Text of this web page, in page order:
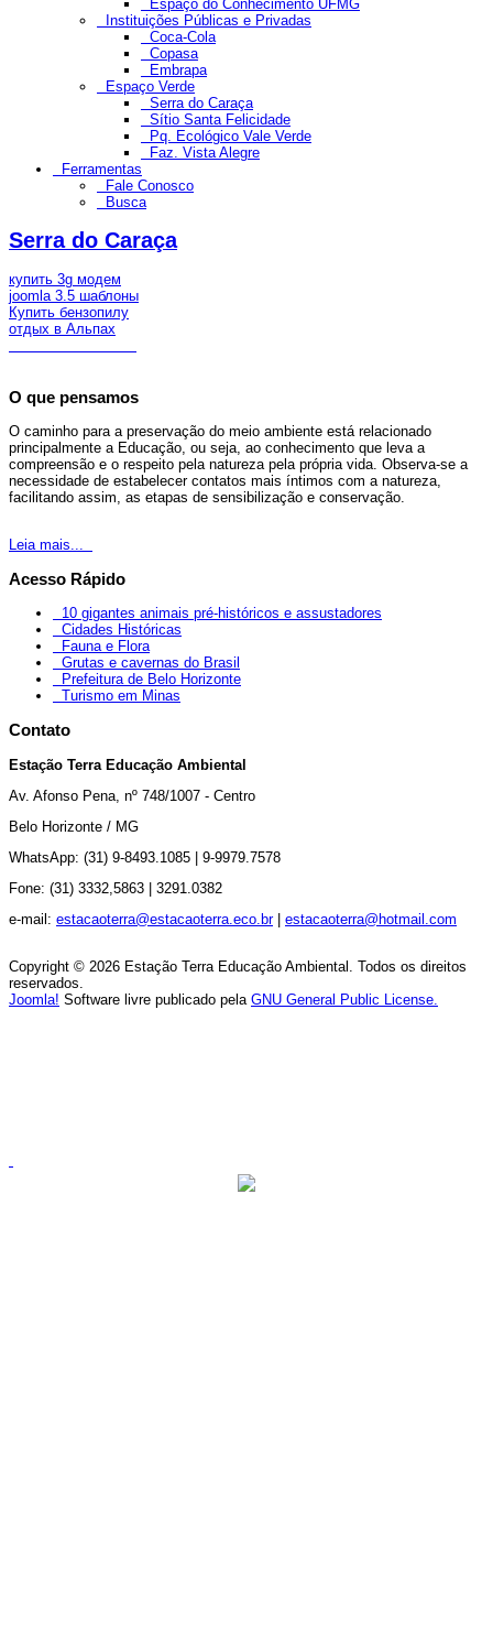
Espaço do Conhecimento UFMG
Instituições Públicas e Privadas
Coca-Cola
Copasa
Embrapa
Espaço Verde
Serra do Caraça
Sítio Santa Felicidade
Pq. Ecológico Vale Verde
Faz. Vista Alegre
Ferramentas
Fale Conosco
Busca
Serra do Caraça
купить 3g модем
joomla 3.5 шаблоны
Купить бензопилу
отдых в Альпах
O que pensamos
O caminho para a preservação do meio ambiente está relacionado
principalmente a Educação, ou seja, ao conhecimento que leva a
compreensão e o respeito pela natureza pela própria vida. Observa-se a
necessidade de estabelecer contatos mais íntimos com a natureza,
facilitando assim, as etapas de sensibilização e conservação.
Leia mais...
Acesso Rápido
10 gigantes animais pré-históricos e assustadores
Cidades Históricas
Fauna e Flora
Grutas e cavernas do Brasil
Prefeitura de Belo Horizonte
Turismo em Minas
Contato
Estação Terra Educação Ambiental
Av. Afonso Pena, nº 748/1007 - Centro
Belo Horizonte / MG
WhatsApp: (31) 9-8493.1085 | 9-9979.7578
Fone: (31) 3332,5863 | 3291.0382
e-mail: estacaoterra@estacaoterra.eco.br| estacaoterra@hotmail.com
Copyright © 2026 Estação Terra Educação Ambiental. Todos os direitos
reservados.
Joomla! Software livre publicado pela GNU General Public License.